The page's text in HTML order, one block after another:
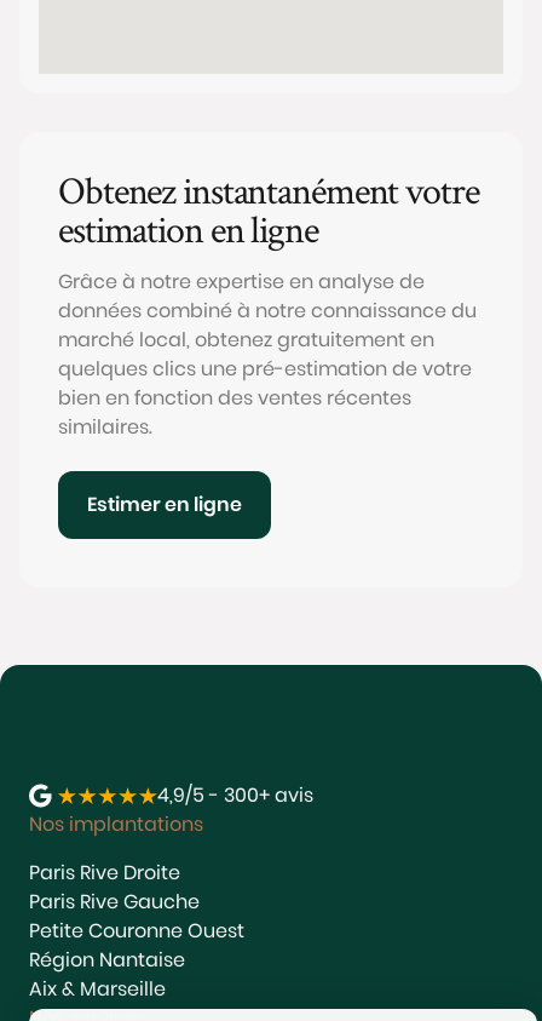
Obtenez instantanément votre
estimation en ligne
Grâce à notre expertise en analyse de
données combiné à notre connaissance du
marché local, obtenez gratuitement en
quelques clics une pré-estimation de votre
bien en fonction des ventes récentes
similaires.
Estimer en ligne
4,9/5 - 300+ avis
Nos implantations
Paris Rive Droite
Paris Rive Gauche
Petite Couronne Ouest
Région Nantaise
Aix & Marseille